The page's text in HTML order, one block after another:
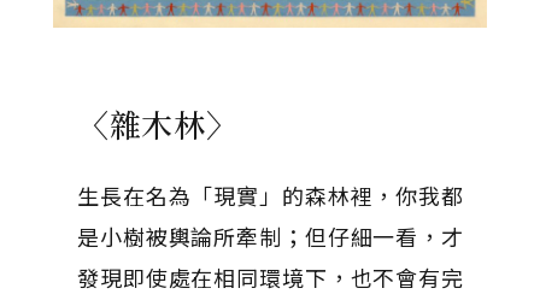
〈雜木林〉
生長在名為「現實」的森林裡，你我都
是小樹被輿論所牽制；但仔細一看，才
發現即使處在相同環境下，也不會有完